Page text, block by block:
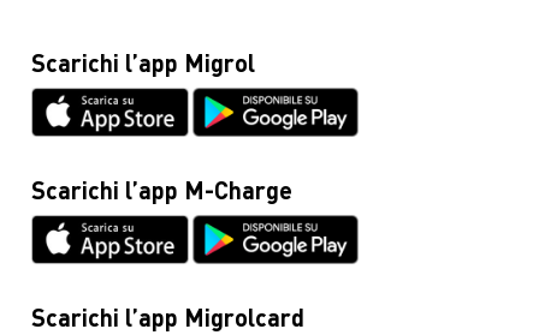
Glossario
Netiquette
Schede tecniche & istruzioni
Migrolcard
0844 03 03 03
Infoline Cumulus
Informazioni generali / Veicoli
044 495 11 11
Scarichi l’app Migrol
Scarichi l’app M-Charge
Scarichi l’app Migrolcard